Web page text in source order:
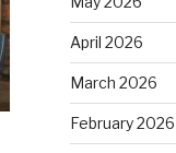
April 2026
March 2026
February 2026